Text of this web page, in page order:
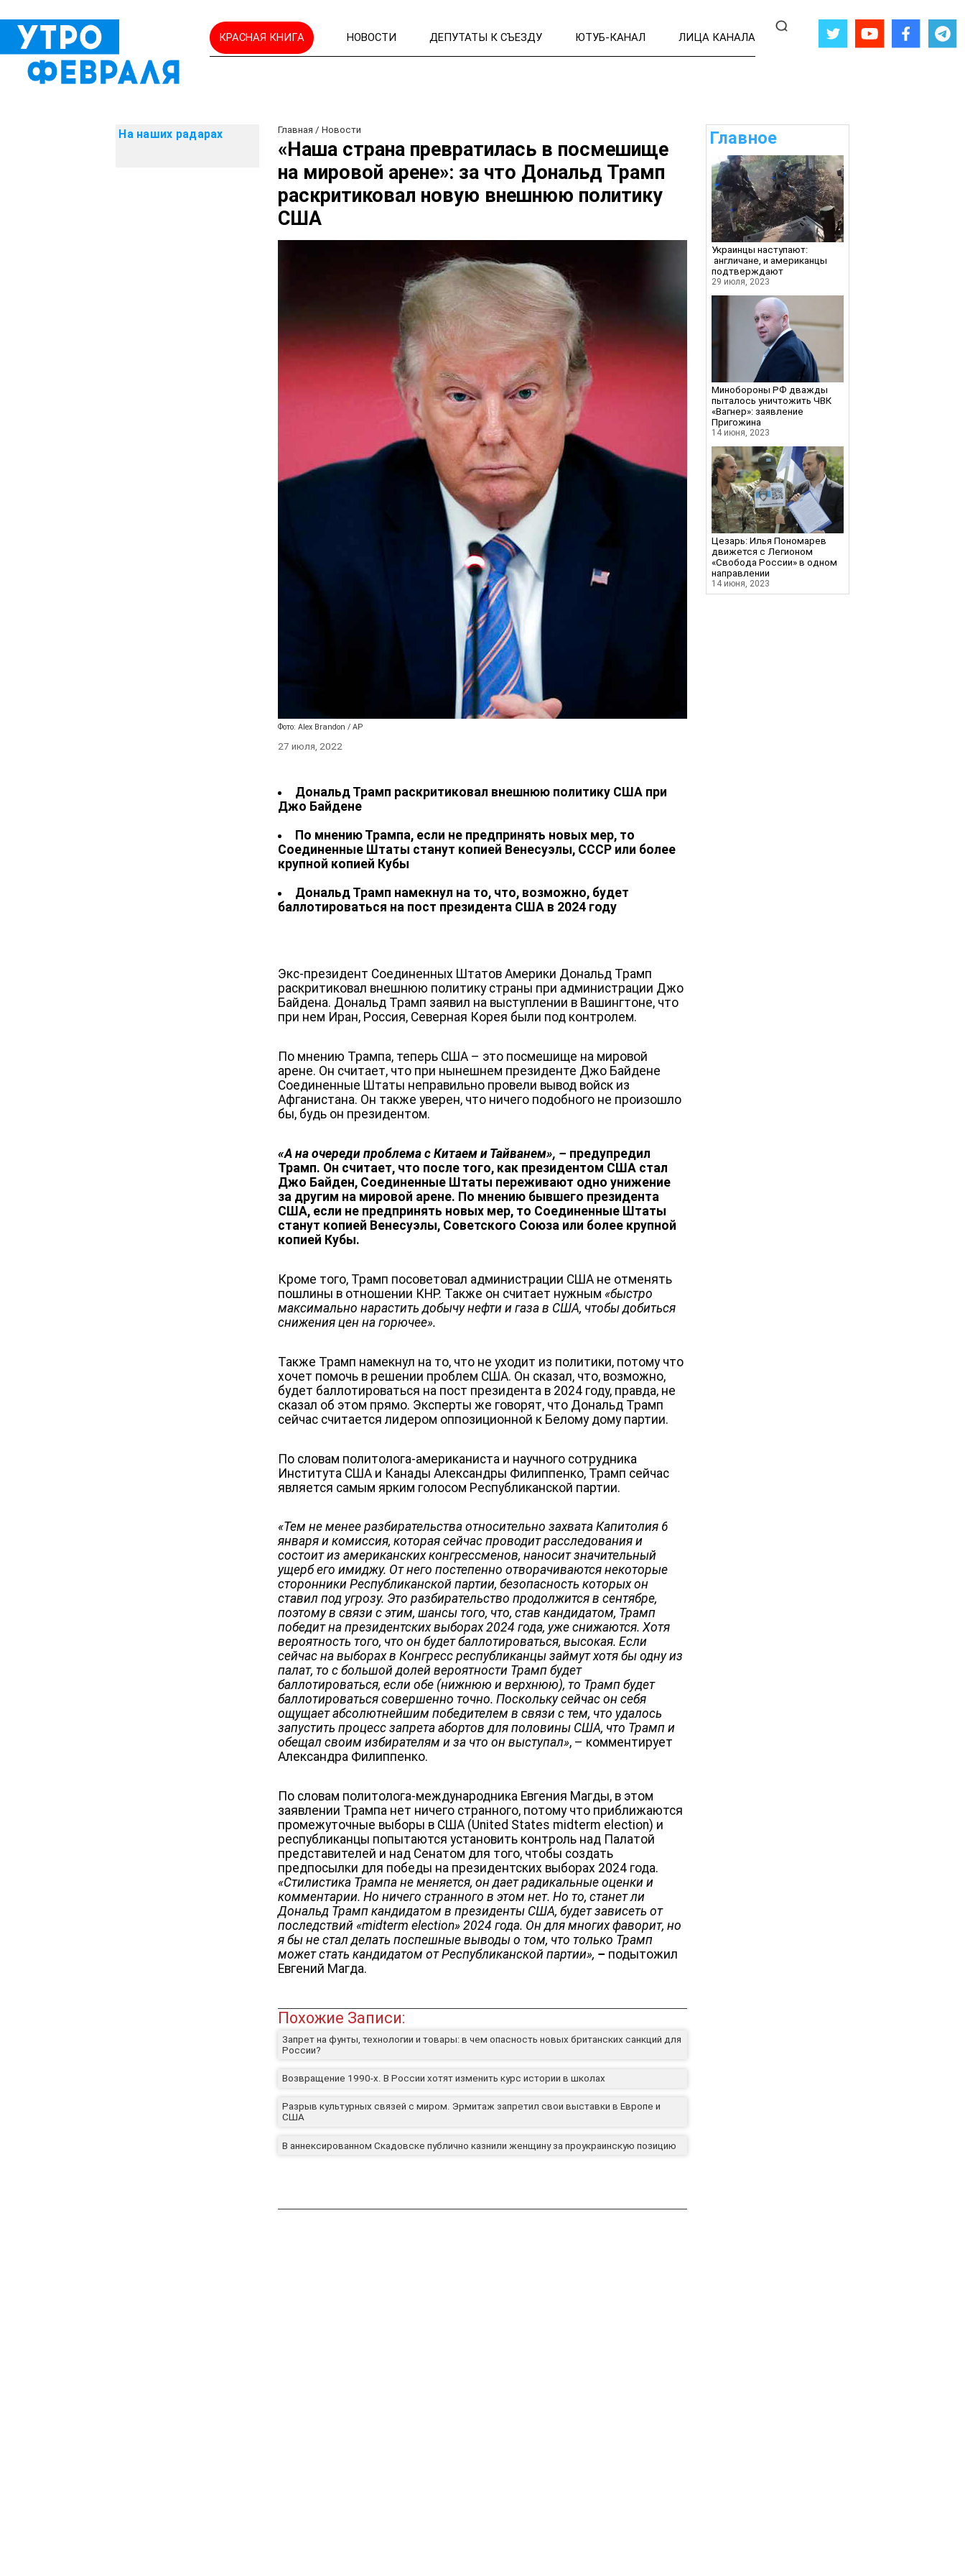
КРАСНАЯ КНИГА НОВОСТИ ДЕПУТАТЫ К СЪЕЗДУ ЮТУБ-КАНАЛ ЛИЦА КАНАЛА
На наших радарах Главная /Новости
«Наша страна превратилась в посмешище
на мировой арене»: за что Дональд Трамп
раскритиковал новую внешнюю политику
США
Фото: Alex Brandon / AP
27 июля, 2022
Дональд Трамп раскритиковал внешнюю политику США при
Джо Байдене
По мнению Трампа, если не предпринять новых мер, то
Соединенные Штаты станут копией Венесуэлы, СССР или более
крупной копией Кубы
Дональд Трамп намекнул на то, что, возможно, будет
баллотироваться на пост президента США в 2024 году
Экс-президент Соединенных Штатов Америки Дональд Трамп
раскритиковал внешнюю политику страны при администрации Джо
Байдена. Дональд Трамп заявил на выступлении в Вашингтоне, что
при нем Иран, Россия, Северная Корея были под контролем.
По мнению Трампа, теперь США – это посмешище на мировой
арене. Он считает, что при нынешнем президенте Джо Байдене
Соединенные Штаты неправильно провели вывод войск из
Афганистана. Он также уверен, что ничего подобного не произошло
бы, будь он президентом.
«А на очереди проблема с Китаем и Тайванем», – предупредил
Трамп. Он считает, что после того, как президентом США стал
Джо Байден, Соединенные Штаты переживают одно унижение
за другим на мировой арене. По мнению бывшего президента
США, если не предпринять новых мер, то Соединенные Штаты
станут копией Венесуэлы, Советского Союза или более крупной
копией Кубы.
Кроме того, Трамп посоветовал администрации США не отменять
пошлины в отношении КНР. Также он считает нужным«быстро
максимально нарастить добычу нефти и газа в США, чтобы добиться
снижения цен на горючее».
Также Трамп намекнул на то, что не уходит из политики, потому что
хочет помочь в решении проблем США. Он сказал, что, возможно,
будет баллотироваться на пост президента в 2024 году, правда, не
сказал об этом прямо. Эксперты же говорят, что Дональд Трамп
сейчас считается лидером оппозиционной к Белому дому партии.
По словам политолога-американиста и научного сотрудника
Института США и Канады Александры Филиппенко, Трамп сейчас
является самым ярким голосом Республиканской партии.
«Тем не менее разбирательства относительно захвата Капитолия 6
января и комиссия, которая сейчас проводит расследования и
состоит из американских конгрессменов, наносит значительный
ущерб его имиджу. От него постепенно отворачиваются некоторые
сторонники Республиканской партии, безопасность которых он
ставил под угрозу. Это разбирательство продолжится в сентябре,
поэтому в связи с этим, шансы того, что, став кандидатом, Трамп
победит на президентских выборах 2024 года, уже снижаются. Хотя
вероятность того, что он будет баллотироваться, высокая. Если
сейчас на выборах в Конгресс республиканцы займут хотя бы одну из
палат, то с большой долей вероятности Трамп будет
баллотироваться, если обе (нижнюю и верхнюю), то Трамп будет
баллотироваться совершенно точно. Поскольку сейчас он себя
ощущает абсолютнейшим победителем в связи с тем, что удалось
запустить процесс запрета абортов для половины США, что Трамп и
обещал своим избирателям и за что он выступал», – комментирует
Александра Филиппенко.
По словам политолога-международника Евгения Магды, в этом
заявлении Трампа нет ничего странного, потому что приближаются
промежуточные выборы в США (United States midterm election) и
республиканцы попытаются установить контроль над Палатой
представителей и над Сенатом для того, чтобы создать
предпосылки для победы на президентских выборах 2024 года.
«Стилистика Трампа не меняется, он дает радикальные оценки и
комментарии. Но ничего странного в этом нет. Но то, станет ли
Дональд Трамп кандидатом в президенты США, будет зависеть от
последствий «midterm election» 2024 года. Он для многих фаворит, но
я бы не стал делать поспешные выводы о том, что только Трамп
может стать кандидатом от Республиканской партии», – подытожил
Евгений Магда.
Похожие Записи:
Запрет на фунты, технологии и товары: в чем опасность новых британских санкций для
России?
Возвращение 1990-х. В России хотят изменить курс истории в школах
Разрыв культурных связей с миром. Эрмитаж запретил свои выставки в Европе и
США
В аннексированном Скадовске публично казнили женщину за проукраинскую позицию
Главное
Украинцы наступают:
англичане, и американцы
подтверждают
29 июля, 2023
Минобороны РФ дважды
пыталось уничтожить ЧВК
«Вагнер»: заявление
Пригожина
14 июня, 2023
Цезарь: Илья Пономарев
движется с Легионом
«Свобода России» в одном
направлении
14 июня, 2023